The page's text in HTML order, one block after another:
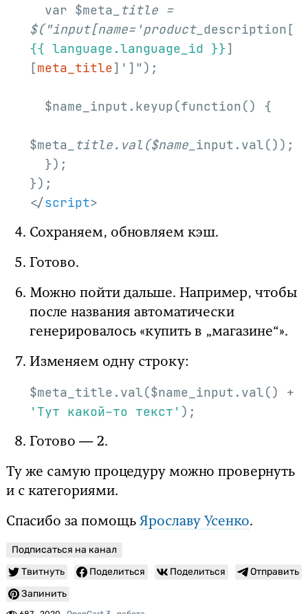
  var $meta
_title =
$("input[name='product_ description[
{{ language.language_id }}]
[meta_title]']");
$meta _title.val($name_ input.val());
</script>
Сохраняем, обновляем кэш.
Готово.
Можно пойти дальше. Например, чтобы
после названия автоматически
генерировалось «купить в „магазине“».
Изменяем одну строку:
'Тут какой-то текст' );
Готово — 2.
Ту же самую процедуру можно провернуть
и с категориями.
Спасибо за помощь Ярославу Усенко.
Подписаться на канал
Твитнуть
Поделиться Поделиться
Отправить
Запинить